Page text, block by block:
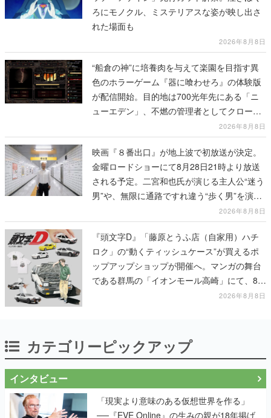
ろにモノクル、ミステリアスな姿が映し出さ
れた場面も
2026年8月8日
“船倉の神”に培養肉を与えて楽園を目指す異
色のホラーゲーム『器に喰わせろ』の体験版
が配信開始。目的地は700光年先にある「ニ
ューエデン」、不燃の管理者としてクローン
人間を増やし、加工して神に捧げる2026年8月8日
映画『８番出口』が地上波で初放送が決定。
金曜ロードショーにて8月28日21時より放送
される予定。二宮和也氏が演じる主人公“迷う
男”や、無限に通路ですれ違う“歩く男”を演じ
2026年8月8日
『頭文字D』「藤原とうふ店（自家用）ハチ
ロク」の“動くティッシュケース”が買えるポ
ップアップショップが開催へ。マンガの舞台
である群馬の「イオンモール高崎」にて、8月
11日から8月20日までの期間限定で開催予定
2026年8月8日
カテゴリーピックアップ
インタビュー
「現実より意味のある仮想世界を作る」
──『EVE Online』の生みの親が18年掲げ